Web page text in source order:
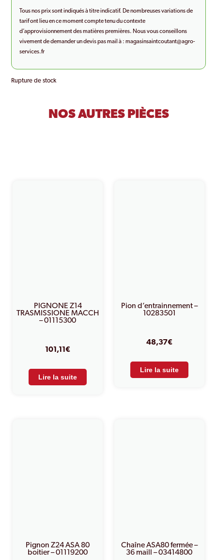
Tous nos prix sont indiqués à titre indicatif. De nombreuses variations de
tarif ont lieu en ce moment compte tenu du contexte
d’approvisionnement des matières premières. Nous vous conseillons
vivement de demander un devis pas mail à :magasinsaintcoutant@agro-
services.fr
Rupture de stock
NOS AUTRES PIÈCES
PIGNONE Z14
TRASMISSIONE MACCH
– 01115300
101,11€
Lire la suite
Pion d’entrainnement –
10283501
48,37€
Lire la suite
Pignon Z24 ASA 80
boitier – 01119200
Chaîne ASA80 fermée –
36 maill – 03414800